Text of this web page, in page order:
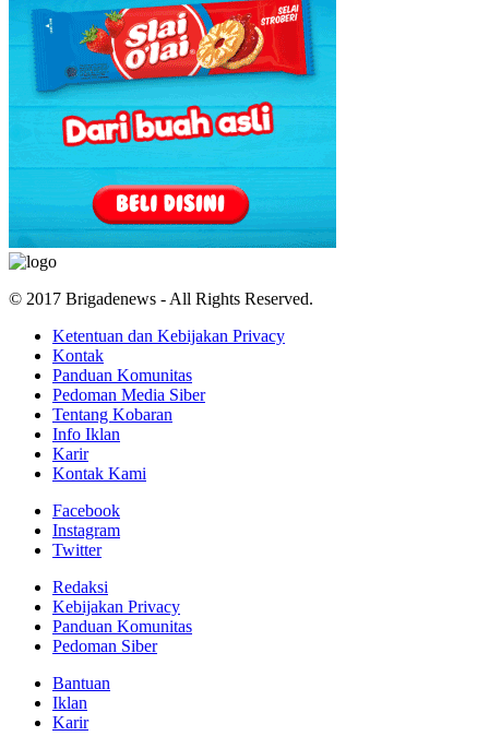
© 2017 Brigadenews - All Rights Reserved.
Ketentuan dan Kebijakan Privacy
Kontak
Panduan Komunitas
Pedoman Media Siber
Tentang Kobaran
Info Iklan
Karir
Kontak Kami
Facebook
Instagram
Twitter
Redaksi
Kebijakan Privacy
Panduan Komunitas
Pedoman Siber
Bantuan
Iklan
Karir